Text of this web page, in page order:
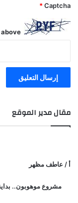
Captcha
*
مقال مدير الموقع
أ / عاطف مظهر
مشروع موهوبون..